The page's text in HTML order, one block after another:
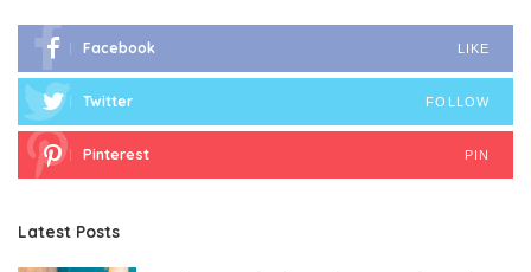
Facebook LIKE
Twitter FOLLOW
Pinterest PIN
Latest Posts